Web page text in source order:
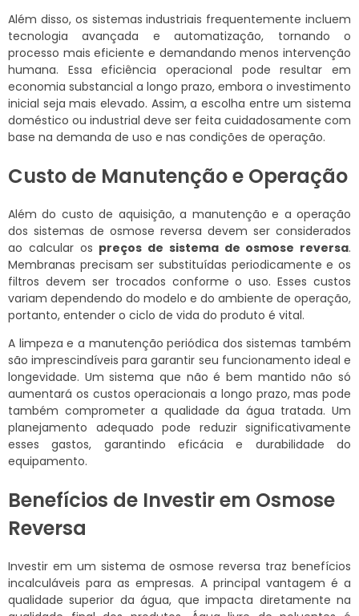
Além disso, os sistemas industriais frequentemente incluem
tecnologia avançada e automatização, tornando o
processo mais eficiente e demandando menos intervenção
humana. Essa eficiência operacional pode resultar em
economia substancial a longo prazo, embora o investimento
inicial seja mais elevado. Assim, a escolha entre um sistema
doméstico ou industrial deve ser feita cuidadosamente com
base na demanda de uso e nas condições de operação.
Custo de Manutenção e Operação
Além do custo de aquisição, a manutenção e a operação
dos sistemas de osmose reversa devem ser considerados
ao calcular os preços de sistema de osmose reversa.
Membranas precisam ser substituídas periodicamente e os
filtros devem ser trocados conforme o uso. Esses custos
variam dependendo do modelo e do ambiente de operação,
portanto, entender o ciclo de vida do produto é vital.
A limpeza e a manutenção periódica dos sistemas também
são imprescindíveis para garantir seu funcionamento ideal e
longevidade. Um sistema que não é bem mantido não só
aumentará os custos operacionais a longo prazo, mas pode
também comprometer a qualidade da água tratada. Um
planejamento adequado pode reduzir significativamente
esses gastos, garantindo eficácia e durabilidade do
equipamento.
Benefícios de Investir em Osmose
Reversa
Investir em um sistema de osmose reversa traz benefícios
incalculáveis para as empresas. A principal vantagem é a
qualidade superior da água, que impacta diretamente na